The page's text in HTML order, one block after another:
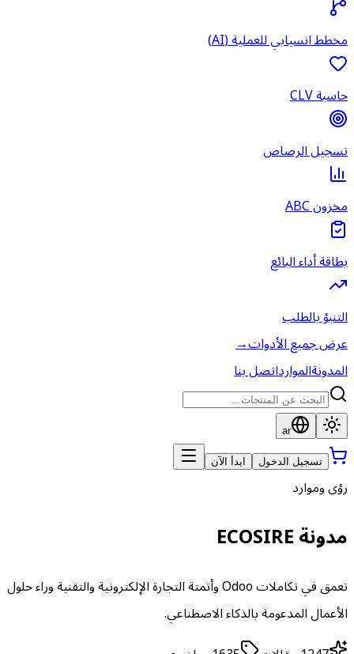
مخطط انسيابي للعملية (AI)
حاسبة CLV
تسجيل الرصاص
مخزون ABC
بطاقة أداء البائع
التنبؤ بالطلب
عرض جميع الأدوات→
المدونةالموارداتصل بنا
ar
تسجيل الدخول ابدأ الآن
رؤى وموارد
مدونة ECOSIRE
تعمق في تكاملات Odoo وأتمتة التجارة الإلكترونية والتقنية وراء حلول
الأعمال المدعومة بالذكاء الاصطناعي.